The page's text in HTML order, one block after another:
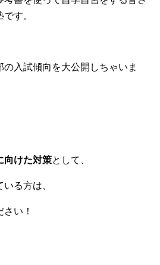
す。
入試傾向を大公開しちゃいま
向けた対策として、
る方は、
い！